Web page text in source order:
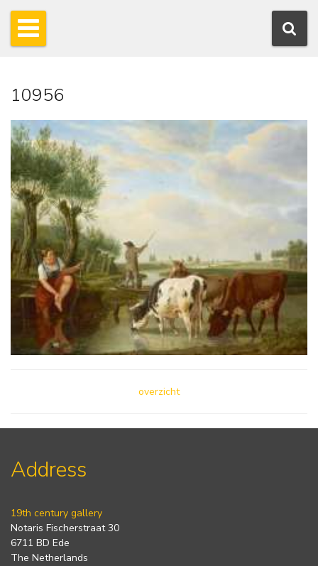
10956
overzicht
Address
19th century gallery
Notaris Fischerstraat 30
6711 BD Ede
The Netherlands